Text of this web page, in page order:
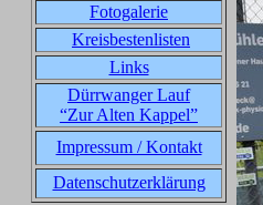
Fotogalerie
Kreisbestenlisten
Links
Dürrwanger Lauf
“Zur Alten Kappel”
Impressum / Kontakt
Datenschutzerklärung